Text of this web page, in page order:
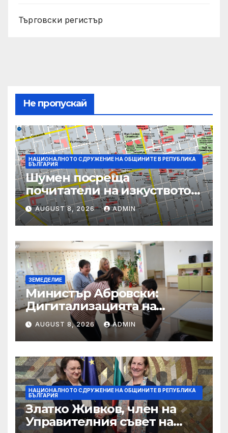
Търговски регистър
Не пропускай
НАЦИОНАЛНОТО СДРУЖЕНИЕ НА ОБЩИНИТЕ В РЕПУБЛИКА
БЪЛГАРИЯ
Шумен посреща
почитатели на изкуството с
фестивала „Лято Арт“ и
концерт на арфистката Яна
Дойнова
AUGUST 8, 2026 ADMIN
ЗЕМЕДЕЛИЕ
Министър Абровски:
Дигитализацията на
ловния сектор е
следващата стъпка
AUGUST 8, 2026 ADMIN
НАЦИОНАЛНОТО СДРУЖЕНИЕ НА ОБЩИНИТЕ В РЕПУБЛИКА
БЪЛГАРИЯ
Златко Живков, член на
Управителния съвет на